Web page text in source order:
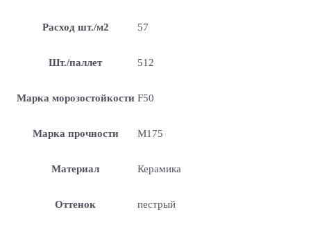
Расход шт./м2 57
Шт./паллет 512
Марка морозостойкости F50
Марка прочности М175
Материал Керамика
Оттенок пестрый